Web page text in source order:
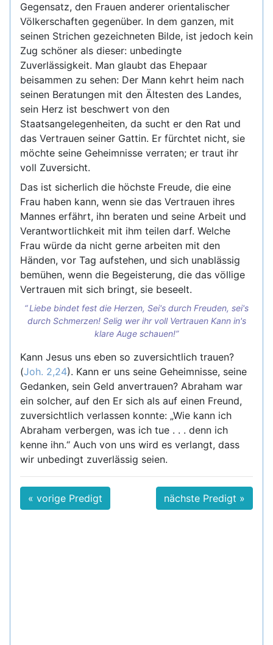
Gegensatz, den Frauen anderer orientalischer
Völkerschaften gegenüber. In dem ganzen, mit
seinen Strichen gezeichneten Bilde, ist jedoch kein
Zug schöner als dieser: unbedingte
Zuverlässigkeit. Man glaubt das Ehepaar
beisammen zu sehen: Der Mann kehrt heim nach
seinen Beratungen mit den Ältesten des Landes,
sein Herz ist beschwert von den
Staatsangelegenheiten, da sucht er den Rat und
das Vertrauen seiner Gattin. Er fürchtet nicht, sie
möchte seine Geheimnisse verraten; er traut ihr
voll Zuversicht.
Das ist sicherlich die höchste Freude, die eine
Frau haben kann, wenn sie das Vertrauen ihres
Mannes erfährt, ihn beraten und seine Arbeit und
Verantwortlichkeit mit ihm teilen darf. Welche
Frau würde da nicht gerne arbeiten mit den
Händen, vor Tag aufstehen, und sich unablässig
bemühen, wenn die Begeisterung, die das völlige
Vertrauen mit sich bringt, sie beseelt.
Liebe bindet fest die Herzen, Sei's durch Freuden, sei's
durch Schmerzen! Selig wer ihr voll Vertrauen Kann in's
klare Auge schauen!
Kann Jesus uns eben so zuversichtlich trauen?
(Joh. 2,24). Kann er uns seine Geheimnisse, seine
Gedanken, sein Geld anvertrauen? Abraham war
ein solcher, auf den Er sich als auf einen Freund,
zuversichtlich verlassen konnte: „Wie kann ich
Abraham verbergen, was ich tue . . . denn ich
kenne ihn.“ Auch von uns wird es verlangt, dass
wir unbedingt zuverlässig seien.
« vorige Predigt nächste Predigt »